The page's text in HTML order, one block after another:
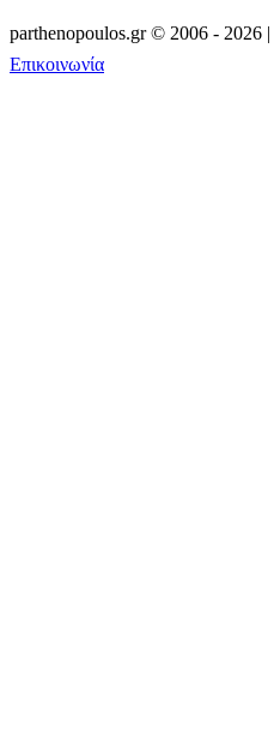
parthenopoulos.gr© 2006 - 2026 |
Επικοινωνία